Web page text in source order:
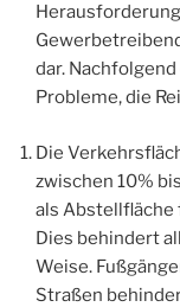
dar.
Probleme, die
Die
zwischen 10%
als Abstellfläche
Dies behindert
Weise.
Straßen